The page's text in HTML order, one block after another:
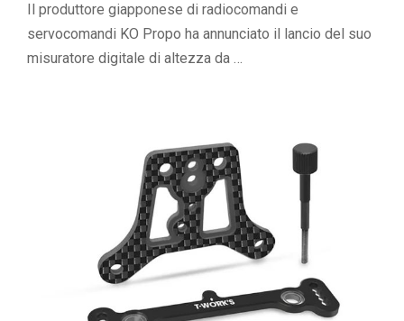
Il produttore giapponese di radiocomandi e
servocomandi KO Propo ha annunciato il lancio del suo
misuratore digitale di altezza da …